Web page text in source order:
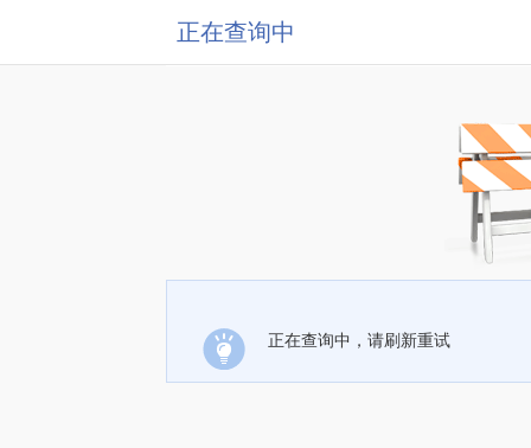
正在查询中
正在查询中，请刷新重试